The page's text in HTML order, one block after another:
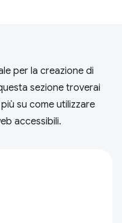
per la creazione di
sezione troverai
su come utilizzare
accessibili.